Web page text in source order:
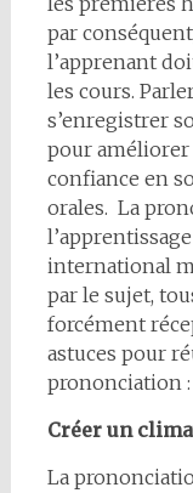
par
l’apprenant
les cours.
s’enregistrer
pour
confiance en
orales. La
international
par le sujet,
forcément
astuces pour
prononciation :
Créer un
La